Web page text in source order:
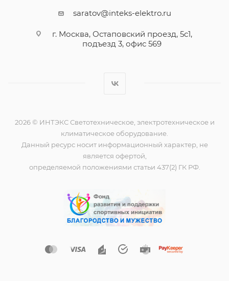
saratov@inteks-elektro.ru
г. Москва, Остаповский проезд, 5с1,
подъезд 3, офис 569
2026 © ИНТЭКС Светотехническое, электротехническое и
климатическое оборудование.
Данный ресурс носит информационный характер, не
является офертой,
определяемой положениями статьи 437(2) ГК РФ.